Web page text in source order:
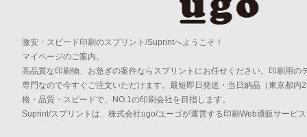
激安・スピード印刷のスプリント/Suprintへようこそ！
マイページのご案内。
高品質な印刷物、お急ぎの案件ならスプリントにお任せください。印刷用の
専門なので今すぐご注文いただけます。最短即日発送・当日納品（東京都内
格・品質・スピードで、NO.1の印刷会社を目指します。
Suprint/スプリントは、株式会社ugo/ユーゴが運営する印刷Web通販サービ